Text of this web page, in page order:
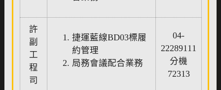
許
副
工
程
司
捷運藍線BD03標履
約管理
局務會議配合業務
04-
22289111
分機
72313